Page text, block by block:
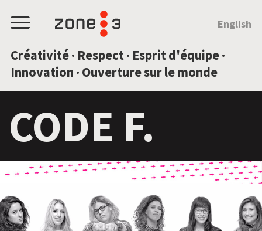
Menu
Créativité · Respect · Esprit d'équipe ·
Innovation · Ouverture sur le monde
English
CODE F.